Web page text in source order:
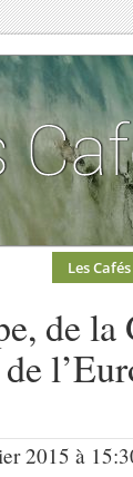
Les Cafés
de
2015 à